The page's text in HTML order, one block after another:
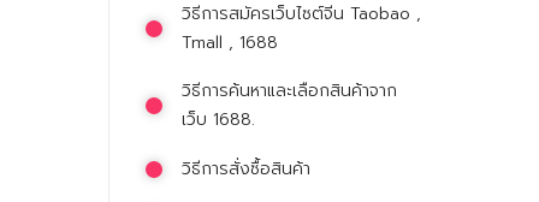
วิธีการสมัครเว็บไซต์จีน Taobao ,
Tmall , 1688
วิธีการค้นหาและเลือกสินค้าจาก
เว็บ 1688.
วิธีการสั่งซื้อสินค้า